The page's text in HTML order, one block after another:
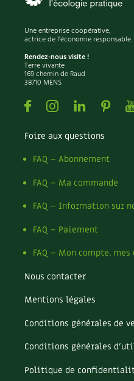
Une entreprise coopérative,
actrice de l'économie responsable.
Rendez-nous visite !
Terre vivante
169 chemin de Raud
38710 MENS
FacebookInstagramLinkedin
Foire aux questions
FAQ – Abonnement
FAQ – Ma commande
FAQ – Information sur
FAQ – Paiement
FAQ – Mon compte, mes
Nous contacter
Mentions légales
Conditions générales de
Conditions générales
Politique de